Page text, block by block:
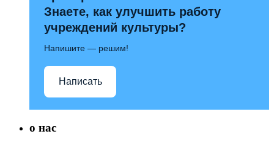
Знаете, как улучшить работу
учреждений культуры?
Напишите — решим!
Написать
о нас